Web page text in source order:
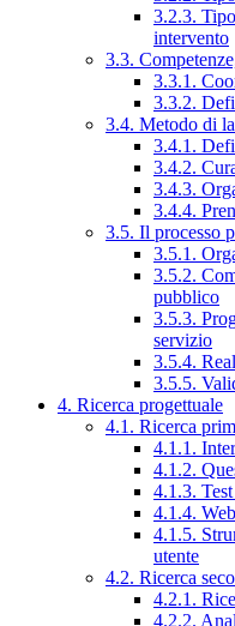
3.2.3.
intervento
3.3.
3.3.1.
3.3.2.
3.4. Metodo di
3.4.1.
3.4.2.
3.4.3.
3.4.4.
3.5. Il processo
3.5.1.
3.5.2.
pubblico
3.5.3.
servizio
3.5.4.
3.5.5.
4. Ricerca progettuale
4.1. Ricerca
4.1.1.
4.1.2.
4.1.3.
4.1.4.
4.1.5.
utente
4.2. Ricerca
4.2.1.
4.2.2.